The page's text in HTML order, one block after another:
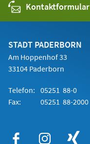
Kontaktformular
STADT PADERBORN
Am Hoppenhof 33
33104 Paderborn
Telefon: 05251 88-0
Fax:
05251 88-2000